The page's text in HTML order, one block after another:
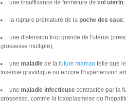
une insuffisance de fermeture decol utérin;
la rupture prématuré de lapoche des eaux;
une distension trop grande de l'utérus
grossesse multiple);
une maladie de lafuture maman telle que
toxémie gravidique ou encore l'hypertension
une maladie infectieuse contractée par la
grossesse, comme la toxoplasmose ou